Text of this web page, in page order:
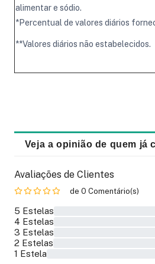
alimentar e sódio.
*Percentual de valores diários
**Valores diários não estabelecidos.
Veja a opinião de quem já
Avaliações de Clientes
de 0 Comentário(s)
5 Estelas
4 Estelas
3 Estelas
2 Estelas
1 Estela